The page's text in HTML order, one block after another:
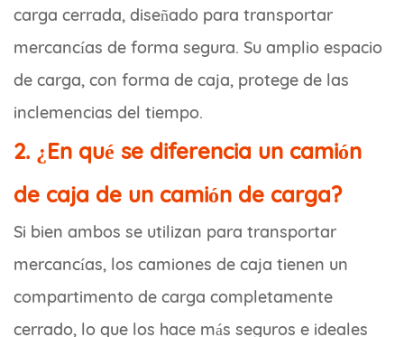
carga cerrada, diseñado para transportar
mercancías de forma segura. Su amplio espacio
de carga, con forma de caja, protege de las
inclemencias del tiempo.
2. ¿En qué se diferencia un camión
de caja de un camión de carga?
Si bien ambos se utilizan para transportar
mercancías, los camiones de caja tienen un
compartimento de carga completamente
cerrado, lo que los hace más seguros e ideales